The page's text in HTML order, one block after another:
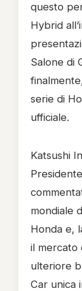
questo
Hybrid
Salone di
serie di
ufficiale.
Katsushi
mondiale
Honda e,
il mercato
ulteriore
Car unica